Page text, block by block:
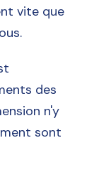
vite que
des
n'y
sont